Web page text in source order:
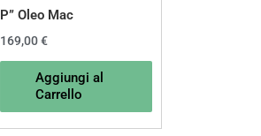
P” Oleo Mac
169,00€
Aggiungi al
Carrello